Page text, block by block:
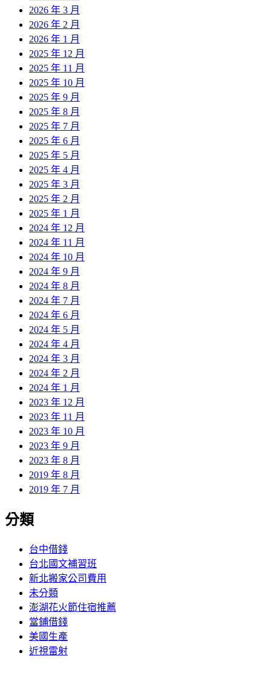
2026 年 3 月
2026 年 2 月
2026 年 1 月
2025 年 12 月
2025 年 11 月
2025 年 10 月
2025 年 9 月
2025 年 8 月
2025 年 7 月
2025 年 6 月
2025 年 5 月
2025 年 4 月
2025 年 3 月
2025 年 2 月
2025 年 1 月
2024 年 12 月
2024 年 11 月
2024 年 10 月
2024 年 9 月
2024 年 8 月
2024 年 7 月
2024 年 6 月
2024 年 5 月
2024 年 4 月
2024 年 3 月
2024 年 2 月
2024 年 1 月
2023 年 12 月
2023 年 11 月
2023 年 10 月
2023 年 9 月
2023 年 8 月
2019 年 8 月
2019 年 7 月
分類
台中借錢
台北國文補習班
新北搬家公司費用
未分類
澎湖花火節住宿推薦
當鋪借錢
美國生產
近視雷射